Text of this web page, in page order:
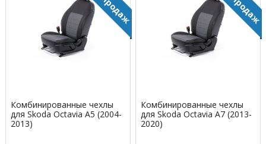
Комбинированные чехлы
для Skoda Octavia A5 (2004-
2013)
Комбинированные чехлы
для Skoda Octavia A7 (2013-
2020)